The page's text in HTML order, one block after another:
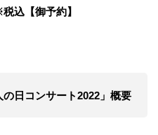
込【御予約】
日コンサート2022」概要